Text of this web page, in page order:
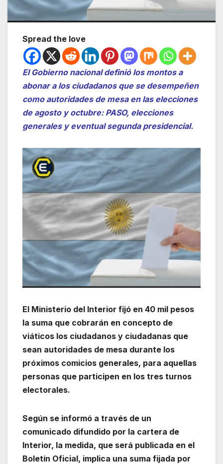
Spread the love
El Gobierno nacional definió los montos a
abonar a los ciudadanos que se desempeñen
como autoridades de mesa en las elecciones
de agosto y octubre: PASO, elecciones
generales y eventual segunda presidencial.
El Ministerio del Interior fijó en 40 mil pesos
la suma que cobrarán en concepto de
viáticos los ciudadanos y ciudadanas que
sean autoridades de mesa durante los
próximos comicios generales, para aquellas
personas que participen en los tres turnos
electorales.
Según se informó a través de un
comunicado difundido por la cartera de
Interior, la medida, que será publicada en el
Boletín Oficial, implica una suma fijada por